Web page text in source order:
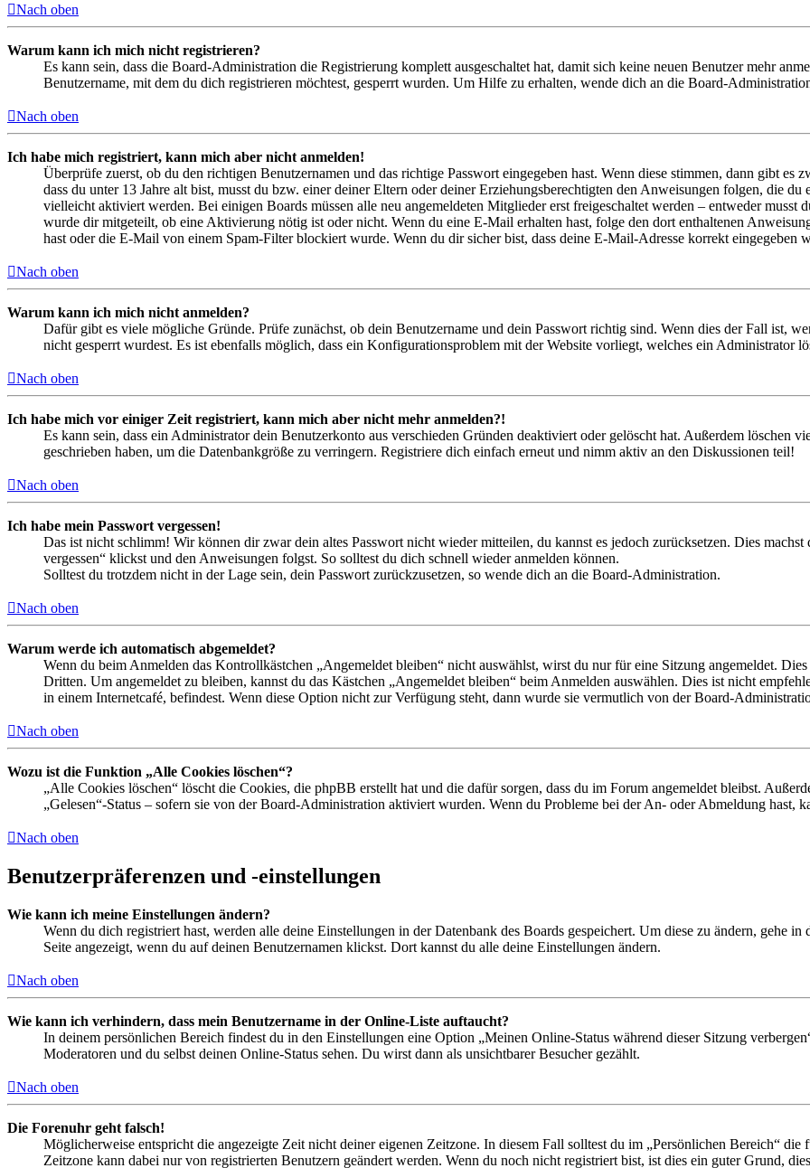
Nach oben
Warum kann ich mich nicht registrieren?
Es kann sein, dass die Board-Administration die Registrierung komplett ausgeschaltet hat, damit sich keine neuen Benutzer mehr
Benutzername, mit dem du dich registrieren möchtest, gesperrt wurden. Um Hilfe zu erhalten, wende dich an die Board-
Nach oben
Ich habe mich registriert, kann mich aber nicht anmelden!
Überprüfe zuerst, ob du den richtigen Benutzernamen und das richtige Passwort eingegeben hast. Wenn diese stimmen, dann gibt es
dass du unter 13 Jahre alt bist, musst du bzw. einer deiner Eltern oder deiner Erziehungsberechtigten den Anweisungen folgen, die
vielleicht aktiviert werden. Bei einigen Boards müssen alle neu angemeldeten Mitglieder erst freigeschaltet werden – entweder musst
wurde dir mitgeteilt, ob eine Aktivierung nötig ist oder nicht. Wenn du eine E-Mail erhalten hast, folge den dort enthaltenen
hast oder die E-Mail von einem Spam-Filter blockiert wurde. Wenn du dir sicher bist, dass deine E-Mail-Adresse korrekt eingegeben
Nach oben
Warum kann ich mich nicht anmelden?
Dafür gibt es viele mögliche Gründe. Prüfe zunächst, ob dein Benutzername und dein Passwort richtig sind. Wenn dies der Fall ist,
nicht gesperrt wurdest. Es ist ebenfalls möglich, dass ein Konfigurationsproblem mit der Website vorliegt, welches ein Administrator
Nach oben
Ich habe mich vor einiger Zeit registriert, kann mich aber nicht mehr anmelden?!
Es kann sein, dass ein Administrator dein Benutzerkonto aus verschieden Gründen deaktiviert oder gelöscht hat. Außerdem löschen
geschrieben haben, um die Datenbankgröße zu verringern. Registriere dich einfach erneut und nimm aktiv an den Diskussionen teil!
Nach oben
Ich habe mein Passwort vergessen!
Das ist nicht schlimm! Wir können dir zwar dein altes Passwort nicht wieder mitteilen, du kannst es jedoch zurücksetzen. Dies
vergessen“ klickst und den Anweisungen folgst. So solltest du dich schnell wieder anmelden können.
Solltest du trotzdem nicht in der Lage sein, dein Passwort zurückzusetzen, so wende dich an die Board-Administration.
Nach oben
Warum werde ich automatisch abgemeldet?
Wenn du beim Anmelden das Kontrollkästchen „Angemeldet bleiben“ nicht auswählst, wirst du nur für eine Sitzung angemeldet.
Dritten. Um angemeldet zu bleiben, kannst du das Kästchen „Angemeldet bleiben“ beim Anmelden auswählen. Dies ist nicht
in einem Internetcafé, befindest. Wenn diese Option nicht zur Verfügung steht, dann wurde sie vermutlich von der Board-
Nach oben
Wozu ist die Funktion „Alle Cookies löschen“?
„Alle Cookies löschen“ löscht die Cookies, die phpBB erstellt hat und die dafür sorgen, dass du im Forum angemeldet bleibst.
„Gelesen“-Status – sofern sie von der Board-Administration aktiviert wurden. Wenn du Probleme bei der An- oder Abmeldung hast,
Nach oben
Benutzerpräferenzen und -einstellungen
Wie kann ich meine Einstellungen ändern?
Wenn du dich registriert hast, werden alle deine Einstellungen in der Datenbank des Boards gespeichert. Um diese zu ändern, gehe
Seite angezeigt, wenn du auf deinen Benutzernamen klickst. Dort kannst du alle deine Einstellungen ändern.
Nach oben
Wie kann ich verhindern, dass mein Benutzername in der Online-Liste auftaucht?
In deinem persönlichen Bereich findest du in den Einstellungen eine Option „Meinen Online-Status während dieser Sitzung
Moderatoren und du selbst deinen Online-Status sehen. Du wirst dann als unsichtbarer Besucher gezählt.
Nach oben
Die Forenuhr geht falsch!
Möglicherweise entspricht die angezeigte Zeit nicht deiner eigenen Zeitzone. In diesem Fall solltest du im „Persönlichen Bereich“
Zeitzone kann dabei nur von registrierten Benutzern geändert werden. Wenn du noch nicht registriert bist, ist dies ein guter Grund,